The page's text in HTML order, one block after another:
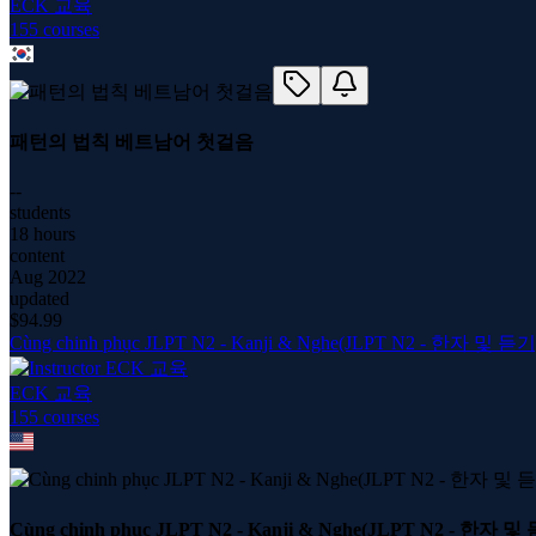
ECK 교육
155 courses
패턴의 법칙 베트남어 첫걸음
--
students
18 hours
content
Aug 2022
updated
$94.99
Cùng chinh phục JLPT N2 - Kanji & Nghe(JLPT N2 - 한자 및 듣
ECK 교육
155 courses
Cùng chinh phục JLPT N2 - Kanji & Nghe(JLPT N2 - 한자 및